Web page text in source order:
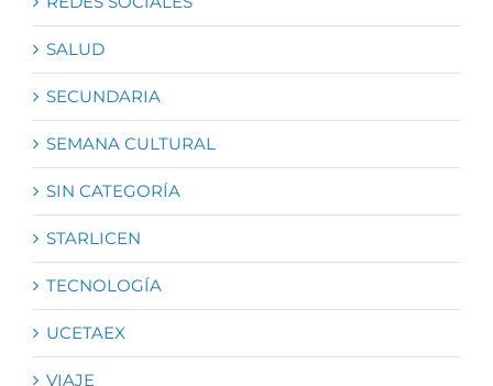
SALUD
SECUNDARIA
SEMANA CULTURAL
SIN CATEGORÍA
STARLICEN
TECNOLOGÍA
UCETAEX
VIAJE